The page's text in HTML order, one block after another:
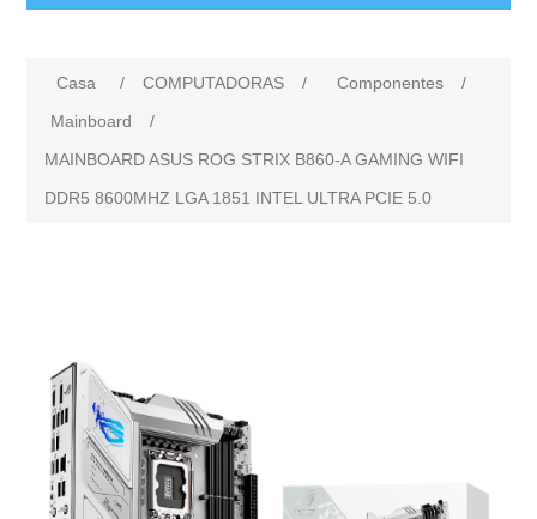
Casa / COMPUTADORAS / Componentes
/
Mainboard
/
MAINBOARD ASUS ROG STRIX B860-A GAMING WIFI
DDR5 8600MHZ LGA 1851 INTEL ULTRA PCIE 5.0